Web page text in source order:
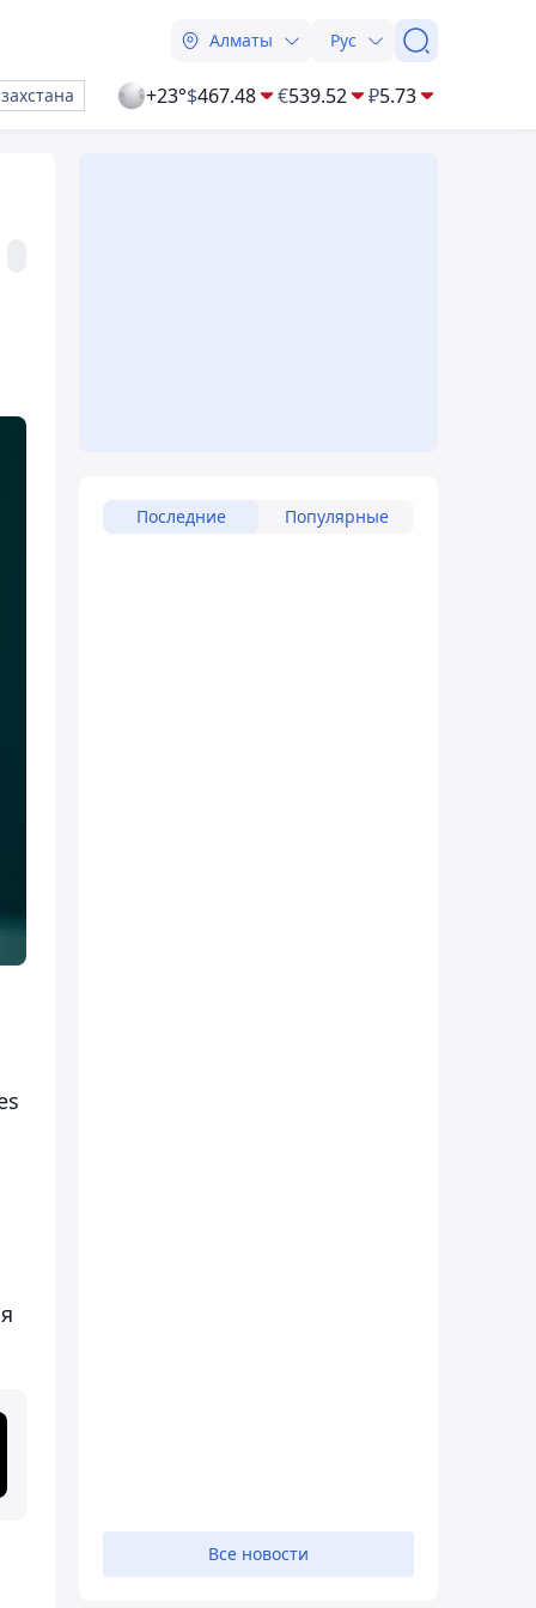
Алматы Рус
+23°$467.48 €539.52 ₽5.73
Последние Популярные
Все новости